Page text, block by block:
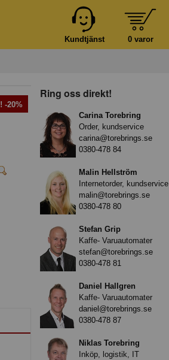
0 varor
Kundtjänst
-20%
Ring oss direkt!
Carina Torebring
Order, kundservice
carina@torebrings.se
0380-478 84
Malin Hellström
Internetorder, kundservice
malin@torebrings.se
0380-478 80
Stefan Grip
Kaffe- Varuautomater
stefan@torebrings.se
0380-478 81
Daniel Hallgren
Kaffe- Varuautomater
daniel@torebrings.se
0380-478 87
Niklas Torebring
Inköp, logistik, IT